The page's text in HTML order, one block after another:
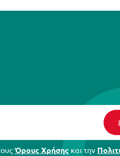
Όρους Χρήσης και την